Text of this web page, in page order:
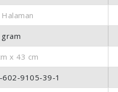
x 43 cm
602-9105-39-1